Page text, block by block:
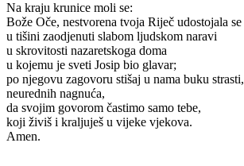
Na kraju krunice moli se:
Bože Oče, nestvorena tvoja Riječ udostojala se
u tišini zaodjenuti slabom ljudskom naravi
u skrovitosti nazaretskoga doma
u kojemu je sveti Josip bio glavar;
po njegovu zagovoru stišaj u nama buku strasti,
neurednih nagnuća,
da svojim govorom častimo samo tebe,
koji živiš i kraljuješ u vijeke vjekova.
Amen.